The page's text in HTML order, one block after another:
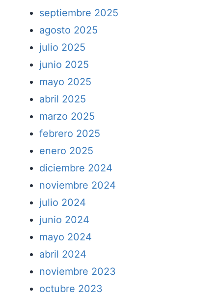
septiembre 2025
agosto 2025
julio 2025
junio 2025
mayo 2025
abril 2025
marzo 2025
febrero 2025
enero 2025
diciembre 2024
noviembre 2024
julio 2024
junio 2024
mayo 2024
abril 2024
noviembre 2023
octubre 2023